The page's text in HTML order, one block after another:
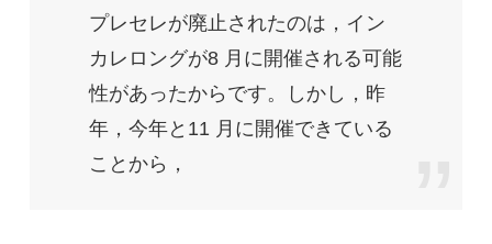
プレセレが廃止されたのは，イン
カレロングが8 月に開催される可能
性があったからです。しかし，昨
年，今年と11 月に開催できている
ことから，